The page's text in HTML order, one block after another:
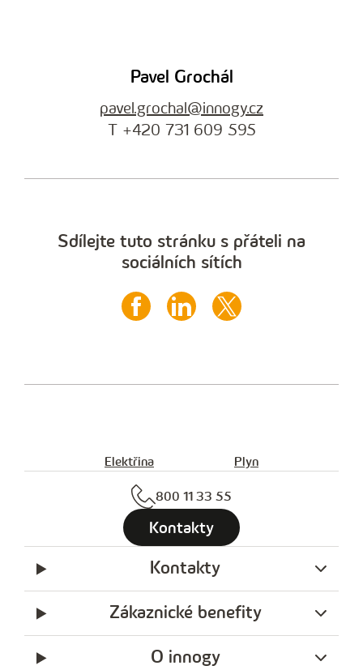
Pavel Grochál
pavel.grochal@innogy.cz
T +420 731 609 595
Sdílejte tuto stránku s přáteli na
sociálních sítích
Elektřina Plyn
800 11 33 55
Kontakty
Kontakty
Zákaznické benefity
O innogy